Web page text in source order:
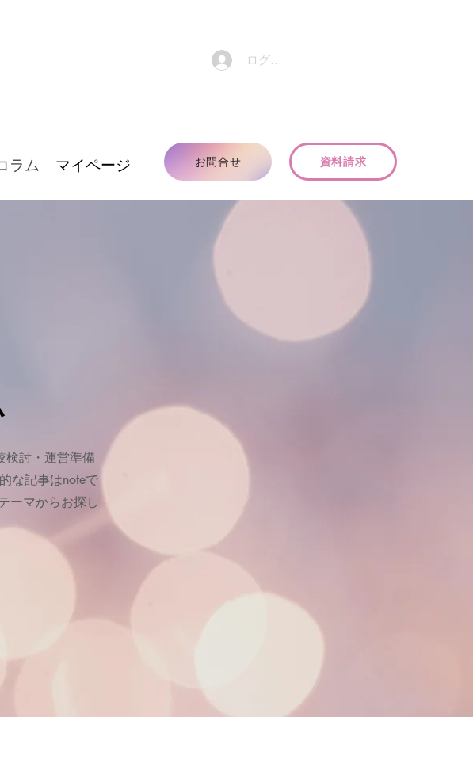
ログイン
ラム マイページ お問合せ 資料請求
検討・運営準備
な記事はnoteで
ーマからお探し